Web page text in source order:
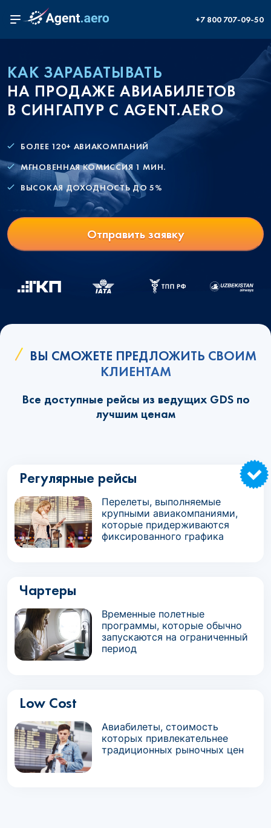
+7 800 707-09-50
КАК ЗАРАБАТЫВАТЬ
НА ПРОДАЖЕ АВИАБИЛЕТОВ
В СИНГАПУР С AGENT.AERO
БОЛЕЕ 120+ АВИАКОМПАНИЙ
МГНОВЕННАЯ КОМИССИЯ 1 МИН.
ВЫСОКАЯ ДОХОДНОСТЬ ДО 5%
Отправить заявку
ВЫ СМОЖЕТЕ ПРЕДЛОЖИТЬ СВОИМ
КЛИЕНТАМ
Все доступные рейсы из ведущих GDS по
лучшим ценам
Регулярные рейсы
Перелеты, выполняемые
крупными авиакомпаниями,
которые придерживаются
фиксированного графика
Чартеры
Временные полетные
программы, которые обычно
запускаются на ограниченный
период
Low Cost
Авиабилеты, стоимость
которых привлекательнее
традиционных рыночных цен